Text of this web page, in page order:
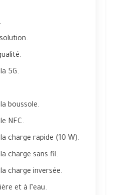
5G.
boussole.
NFC.
charge rapide (10 W).
charge sans fil.
charge inversée.
et à l’eau.